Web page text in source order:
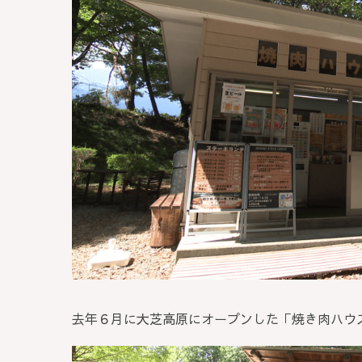
去年６月に大芝高原にオープンした「焼き肉ハウ